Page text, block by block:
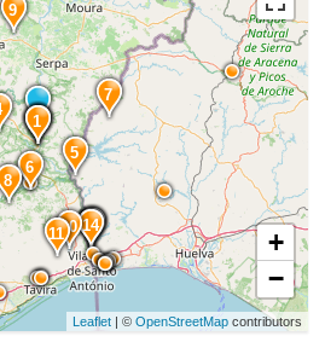
15
14
13
12
1110
9
8
7
6
5
3
2
1
+
−
Leaflet| © OpenStreetMapcontributors